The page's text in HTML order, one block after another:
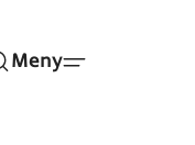
Meny